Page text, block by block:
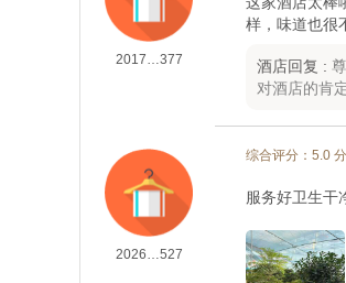
2017…377
样，味道也很
酒店回复 :
对酒店的肯
2026…527
综合评分：5.0 分
服务好卫生干